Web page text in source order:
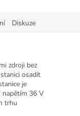
Diskuze
zdroji bez
osadit
je
napětím 36 V
trhu